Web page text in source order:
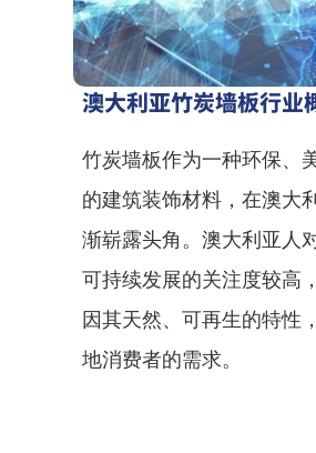
澳大利亚竹炭墙板行业
竹炭墙板作为一种环保、
的建筑装饰材料，在澳大
渐崭露头角。澳大利亚人
可持续发展的关注度较高
因其天然、可再生的特性
地消费者的需求。